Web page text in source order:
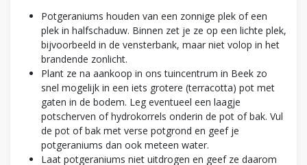
Potgeraniums houden van een zonnige plek of een
plek in halfschaduw. Binnen zet je ze op een lichte plek,
bijvoorbeeld in de vensterbank, maar niet volop in het
brandende zonlicht.
Plant ze na aankoop in ons tuincentrum in Beek zo
snel mogelijk in een iets grotere (terracotta) pot met
gaten in de bodem. Leg eventueel een laagje
potscherven of hydrokorrels onderin de pot of bak. Vul
de pot of bak met verse potgrond en geef je
potgeraniums dan ook meteen water.
Laat potgeraniums niet uitdrogen en geef ze daarom